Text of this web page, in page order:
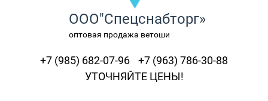
ООО"Спецснабторг»
оптовая продажа ветоши
+7 (985) 682-07-96
+7 (963) 786-30-88
УТОЧНЯЙТЕ ЦЕНЫ!